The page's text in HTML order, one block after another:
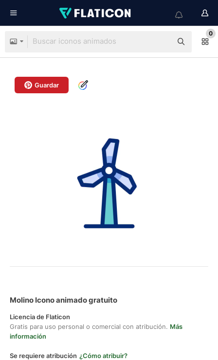
0
Guardar
Molino Icono animado gratuito
Licencia de Flaticon
Gratis para uso personal o comercial con atribución. Más
información
Se requiere atribución ¿Cómo atribuir?